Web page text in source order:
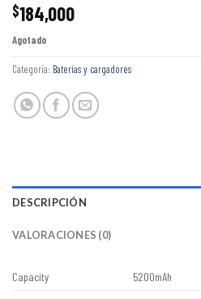
$184,000
Agotado
Categoría: Baterías y cargadores
DESCRIPCIÓN
VALORACIONES (0)
Capacity
5200mAh